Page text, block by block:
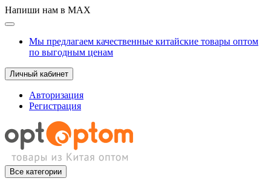
Напиши нам в MAX
Мы предлагаем качественные китайские товары оптом
по выгодным ценам
Личный кабинет
Авторизация
Регистрация
Все категории